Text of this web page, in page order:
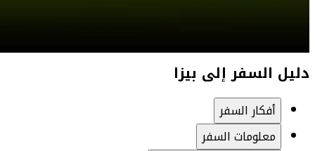
دليل السفر إلى بيزا
أفكار السفر
معلومات السفر